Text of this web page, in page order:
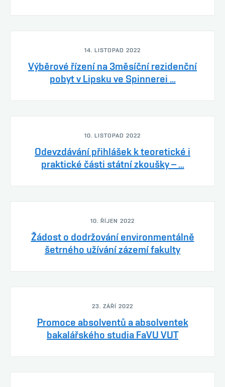
14. LISTOPAD 2022
Výběrové řízení na 3měsíční rezidenční
pobyt v Lipsku ve Spinnerei ...
10. LISTOPAD 2022
Odevzdávání přihlášek k teoretické i
praktické části státní zkoušky – ...
10. ŘÍJEN 2022
Žádost o dodržování environmentálně
šetrného užívání zázemí fakulty
23. ZÁŘÍ 2022
Promoce absolventů a absolventek
bakalářského studia FaVU VUT